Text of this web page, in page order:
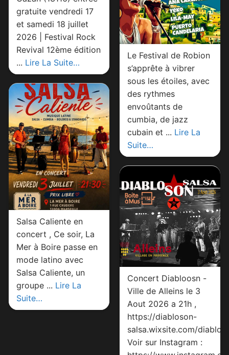
Le Festival de Robion
s’apprête à vibrer
sous les étoiles, avec
des rythmes
envoûtants de
cumbia, de jazz
cubain et ... Lire La
Suite…
gratuite vendredi 17
et samedi 18 juillet
2026 | Festival Rock
Revival 12ème édition
... Lire La Suite…
Salsa Caliente en
concert , Ce soir, La
Mer à Boire passe en
mode latino avec
Salsa Caliente, un
groupe ... Lire La
Suite…
Concert Diabloosn -
Ville de Alleins le 3
Aout 2026 a 21h ,
https://diabloson-
salsa.wixsite.com/
Voir sur Instagram :